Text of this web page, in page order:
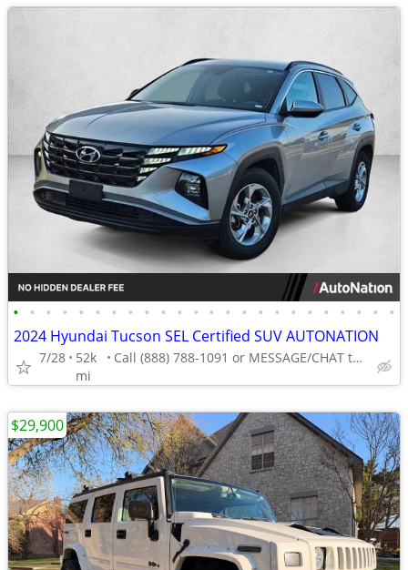
• • • • • • • • • • • • • • • • • • • • • • • •
2024 Hyundai Tucson SEL Certified SUV AUTONATION
7/28
52k
mi
Call (888) 788-1091 or MESSAGE/CHAT to confirm availability
$29,900